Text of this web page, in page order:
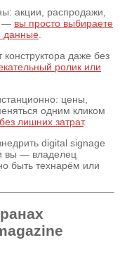
акции, распродажи,
— вы просто выбираете
данные
даже без
ролик или
цены,
одним кликом
без лишних затрат.
digital signage
вы — владелец
быть технарём или